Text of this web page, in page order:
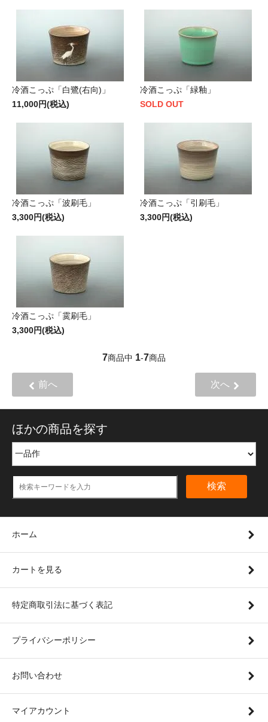
冷酒こっぷ「白鷺(右向)」
11,000円(税込)
冷酒こっぷ「緑釉」
SOLD OUT
冷酒こっぷ「波刷毛」
3,300円(税込)
冷酒こっぷ「引刷毛」
3,300円(税込)
冷酒こっぷ「霙刷毛」
3,300円(税込)
7商品中 1-7商品
前へ 次へ
ほかの商品を探す
検索
ホーム
カートを見る
特定商取引法に基づく表記
プライバシーポリシー
お問い合わせ
マイアカウント